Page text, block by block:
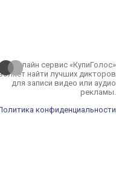
Онлайн сервис «КупиГолос»
найти лучших дикторов
для записи видео или аудио
рекламы.
конфиденциальности